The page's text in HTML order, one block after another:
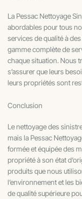
La Pessac Nettoyage
abordables pour tous
services de qualité à
gamme complète de
chaque situation. Nous
s’assurer que leurs
leurs propriétés sont
Conclusion
Le nettoyage des
mais la Pessac
formée et équipée des
propriété à son état
produits que nous
l’environnement et les
de qualité supérieure